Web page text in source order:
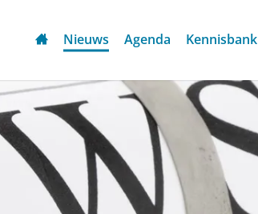
Nieuws Agenda Kennisbank